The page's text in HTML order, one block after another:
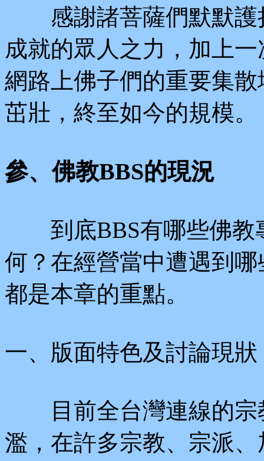
感謝諸菩薩們默默護
成就的眾人之力，加上
網路上佛子們的重要集
茁壯，終至如今的規模。
參、佛教BBS的現況
到底BBS有哪些佛教
何？在經營當中遭遇到
都是本章的重點。
一、版面特色及討論現狀
目前全台灣連線的宗
濫，在許多宗教、宗派